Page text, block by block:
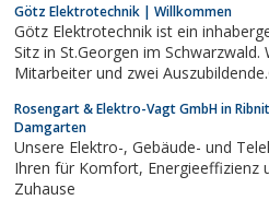
Götz Elektrotechnik | Willkommen
Götz Elektrotechnik ist ein
Sitz in St.Georgen im
Mitarbeiter und zwei
Industrieservice. Weitere
entnehmen.
Rosengart & Elektro-Vagt GmbH in
Damgarten
Unsere Elektro-, Gebäude- und Telekommunikationstechnik für
Ihren für Komfort, Energieeffizienz und Sicherheit in Ihrem
Zuhause